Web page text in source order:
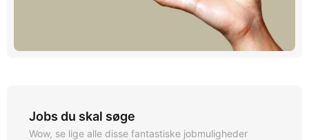
Jobs du skal søge
Wow, se lige alle disse fantastiske jobmuligheder